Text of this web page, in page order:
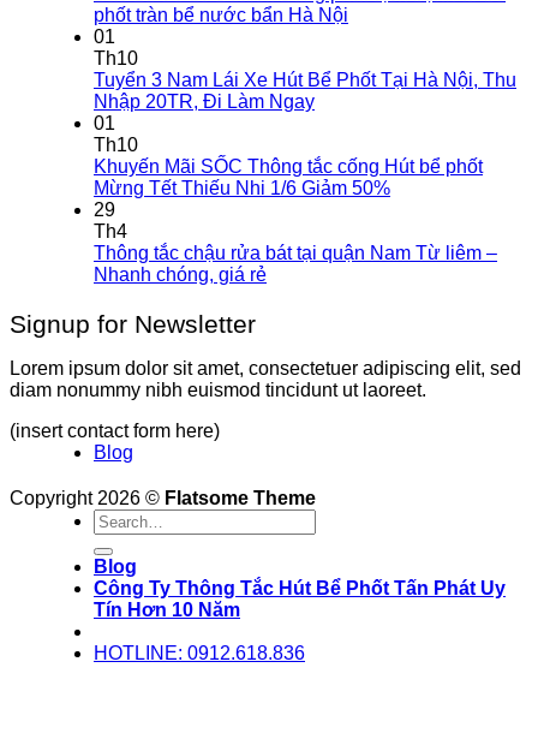
phốt tràn bể nước bẩn Hà Nội
01
Th10
Tuyển 3 Nam Lái Xe Hút Bể Phốt Tại Hà Nội, Thu
Nhập 20TR, Đi Làm Ngay
01
Th10
Khuyến Mãi SỐC Thông tắc cống Hút bể phốt
Mừng Tết Thiếu Nhi 1/6 Giảm 50%
29
Th4
Thông tắc chậu rửa bát tại quận Nam Từ liêm –
Nhanh chóng, giá rẻ
Signup for Newsletter
Lorem ipsum dolor sit amet, consectetuer adipiscing elit, sed
diam nonummy nibh euismod tincidunt ut laoreet.
(insert contact form here)
Blog
Copyright 2026 © Flatsome Theme
Blog
Công Ty Thông Tắc Hút Bể Phốt Tấn Phát Uy
Tín Hơn 10 Năm
HOTLINE: 0912.618.836